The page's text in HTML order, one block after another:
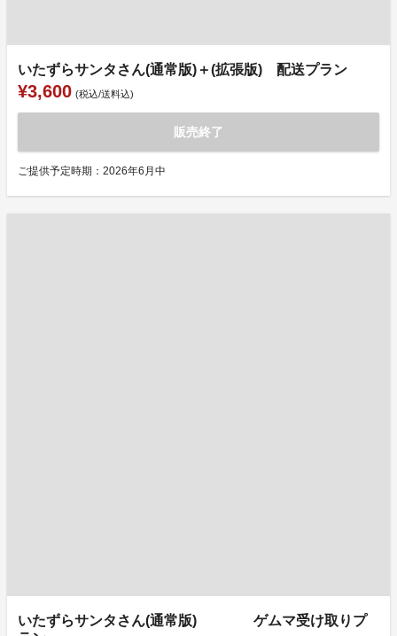
いたずらサンタさん(通常版)＋(拡張版) 配送プラン
¥3,600 (税込/送料込)
販売終了
ご提供予定時期：2026年6月中
いたずらサンタさん(通常版) ゲムマ受け取りプ